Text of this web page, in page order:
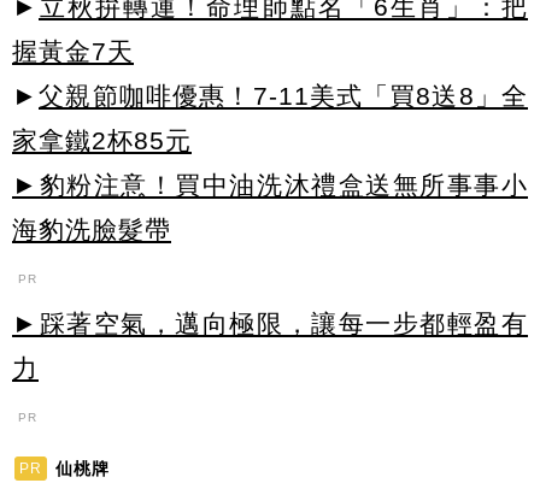
► 立秋拚轉運！命理師點名「6生肖」：把
握黃金7天
► 父親節咖啡優惠！7-11美式「買8送8」全
家拿鐵2杯85元
►豹粉注意！買中油洗沐禮盒送無所事事小
海豹洗臉髮帶
PR
►踩著空氣，邁向極限，讓每一步都輕盈有
力
PR
PR 仙桃牌